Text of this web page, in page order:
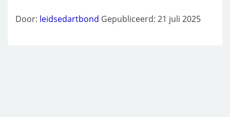
Door: leidsedartbond Gepubliceerd: 21 juli 2025